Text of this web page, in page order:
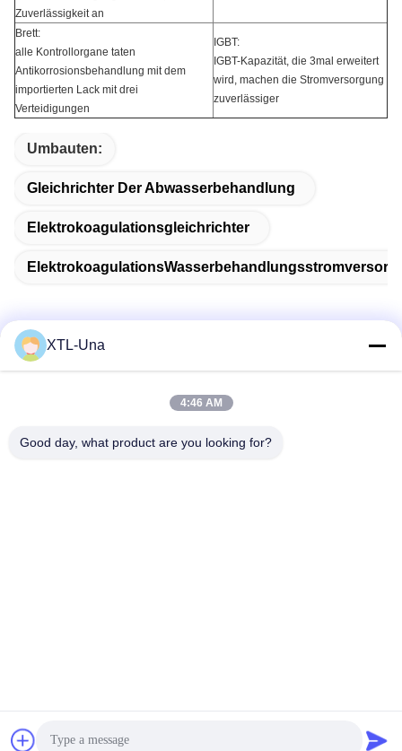
Zuverlässigkeit an
Brett:
alle Kontrollorgane taten
Antikorrosionsbehandlung mit dem
importierten Lack mit drei
Verteidigungen
IGBT:
IGBT-Kapazität, die 3mal erweitert
wird, machen die Stromversorgung
zuverlässiger
Umbauten:
Gleichrichter Der Abwasserbehandlung
Elektrokoagulationsgleichrichter
Nr. 327, Xingye-Straße, Industrie-Ostbereich, Xindu,
2026 Chengdu Xingtongli Power Supply Equipment Co., Ltd. .
XTL-Una
4:46 AM
Good day, what product are you looking for?